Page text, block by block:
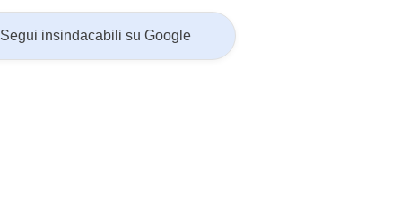
Segui insindacabili su Google